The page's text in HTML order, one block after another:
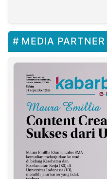
MEDIA PARTNER